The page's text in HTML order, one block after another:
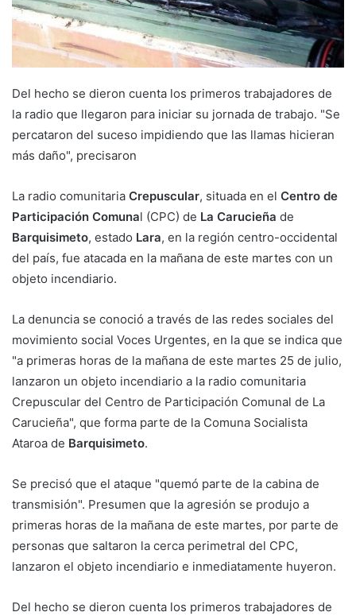
Del hecho se dieron cuenta los primeros trabajadores de
la radio que llegaron para iniciar su jornada de trabajo. "Se
percataron del suceso impidiendo que las llamas hicieran
más daño", precisaron
La radio comunitaria Crepuscular, situada en el Centro de
Participación Comunal (CPC) de La Carucieña de
Barquisimeto, estado Lara, en la región centro-occidental
del país, fue atacada en la mañana de este martes con un
objeto incendiario.
La denuncia se conoció a través de las redes sociales del
movimiento social Voces Urgentes, en la que se indica que
"a primeras horas de la mañana de este martes 25 de julio,
lanzaron un objeto incendiario a la radio comunitaria
Crepuscular del Centro de Participación Comunal de La
Carucieña", que forma parte de la Comuna Socialista
Ataroa de Barquisimeto.
Se precisó que el ataque "quemó parte de la cabina de
transmisión". Presumen que la agresión se produjo a
primeras horas de la mañana de este martes, por parte de
personas que saltaron la cerca perimetral del CPC,
lanzaron el objeto incendiario e inmediatamente huyeron.
Del hecho se dieron cuenta los primeros trabajadores de